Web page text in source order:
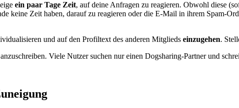
ein paar Tage Zeit, auf deine Anfragen zu reagieren. Obwohl diese
keine Zeit haben, darauf zu reagieren oder die E-Mail in ihrem Spam-
und auf den Profiltext des anderen Mitglieds einzugehen.
Viele Nutzer suchen nur einen Dogsharing-Partner und